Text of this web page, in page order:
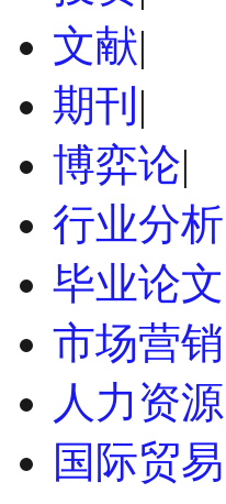
文献|
期刊 |
博弈论|
行业分析
毕业论文
市场营销
人力资源
国际贸易